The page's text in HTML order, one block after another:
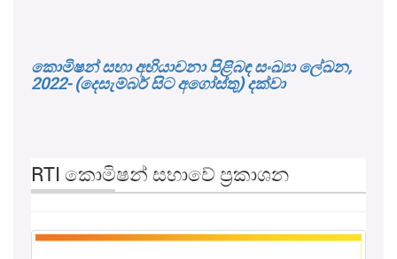
කොමිෂන් සභා අභියාචනා පිළිබඳ සංඛ්‍යා ලේඛන,
2022- (දෙසැම්බර් සිට අගෝස්තු) දක්වා
RTI කොමිෂන් සභාවේ ප්‍රකාශන